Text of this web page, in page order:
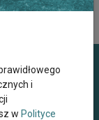
i
w Polityce